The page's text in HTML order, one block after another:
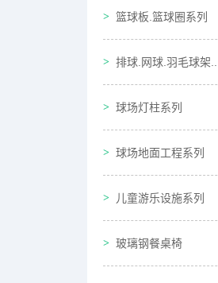
篮球板.篮球圈系列
排球.网球.羽毛球架....
球场灯柱系列
球场地面工程系列
儿童游乐设施系列
玻璃钢餐桌椅